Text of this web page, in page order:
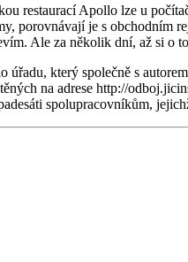
restaurací Apollo lze u
porovnávají je s obchodním
Ale za několik dní, až si o
úřadu, který společně s
na adrese http://
spolupracovníkům,